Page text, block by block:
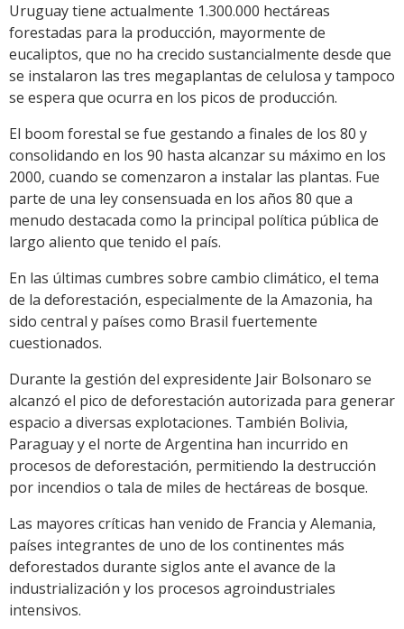
Uruguay tiene actualmente 1.300.000 hectáreas
forestadas para la producción, mayormente de
eucaliptos, que no ha crecido sustancialmente desde que
se instalaron las tres megaplantas de celulosa y tampoco
se espera que ocurra en los picos de producción.
El boom forestal se fue gestando a finales de los 80 y
consolidando en los 90 hasta alcanzar su máximo en los
2000, cuando se comenzaron a instalar las plantas. Fue
parte de una ley consensuada en los años 80 que a
menudo destacada como la principal política pública de
largo aliento que tenido el país.
En las últimas cumbres sobre cambio climático, el tema
de la deforestación, especialmente de la Amazonia, ha
sido central y países como Brasil fuertemente
cuestionados.
Durante la gestión del expresidente Jair Bolsonaro se
alcanzó el pico de deforestación autorizada para generar
espacio a diversas explotaciones. También Bolivia,
Paraguay y el norte de Argentina han incurrido en
procesos de deforestación, permitiendo la destrucción
por incendios o tala de miles de hectáreas de bosque.
Las mayores críticas han venido de Francia y Alemania,
países integrantes de uno de los continentes más
deforestados durante siglos ante el avance de la
industrialización y los procesos agroindustriales
intensivos.